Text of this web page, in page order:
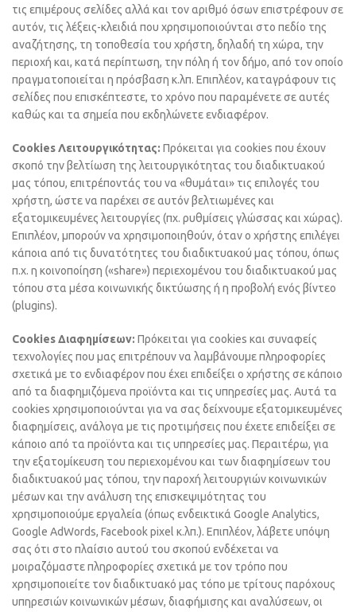
τις επιμέρους σελίδες αλλά και τον αριθμό όσων επιστρέφουν σε
αυτόν, τις λέξεις-κλειδιά που χρησιμοποιούνται στο πεδίο της
αναζήτησης, τη τοποθεσία του χρήστη, δηλαδή τη χώρα, την
περιοχή και, κατά περίπτωση, την πόλη ή τον δήμο, από τον οποίο
πραγματοποιείται η πρόσβαση κ.λπ. Επιπλέον, καταγράφουν τις
σελίδες που επισκέπτεστε, το χρόνο που παραμένετε σε αυτές
καθώς και τα σημεία που εκδηλώνετε ενδιαφέρον.
Cookies Λειτουργικότητας: Πρόκειται για cookies που έχουν
σκοπό την βελτίωση της λειτουργικότητας του διαδικτυακού
μας τόπου, επιτρέποντάς του να «θυμάται» τις επιλογές του
χρήστη, ώστε να παρέχει σε αυτόν βελτιωμένες και
εξατομικευμένες λειτουργίες (πχ. ρυθμίσεις γλώσσας και χώρας).
Επιπλέον, μπορούν να χρησιμοποιηθούν, όταν ο χρήστης επιλέγει
κάποια από τις δυνατότητες του διαδικτυακού μας τόπου, όπως
π.χ. η κοινοποίηση («share») περιεχομένου του διαδικτυακού μας
τόπου στα μέσα κοινωνικής δικτύωσης ή η προβολή ενός βίντεο
(plugins).
Cookies Διαφημίσεων: Πρόκειται για cookies και συναφείς
τεχνολογίες που μας επιτρέπουν να λαμβάνουμε πληροφορίες
σχετικά με το ενδιαφέρον που έχει επιδείξει ο χρήστης σε κάποιο
από τα διαφημιζόμενα προϊόντα και τις υπηρεσίες μας. Αυτά τα
cookies χρησιμοποιούνται για να σας δείχνουμε εξατομικευμένες
διαφημίσεις, ανάλογα με τις προτιμήσεις που έχετε επιδείξει σε
κάποιο από τα προϊόντα και τις υπηρεσίες μας. Περαιτέρω, για
την εξατομίκευση του περιεχομένου και των διαφημίσεων του
διαδικτυακού μας τόπου, την παροχή λειτουργιών κοινωνικών
μέσων και την ανάλυση της επισκεψιμότητας του
χρησιμοποιούμε εργαλεία (όπως ενδεικτικά Google Analytics,
Google AdWords, Facebook pixel κ.λπ.). Επιπλέον, λάβετε υπόψη
σας ότι στο πλαίσιο αυτού του σκοπού ενδέχεται να
μοιραζόμαστε πληροφορίες σχετικά με τον τρόπο που
χρησιμοποιείτε τον διαδικτυακό μας τόπο με τρίτους παρόχους
υπηρεσιών κοινωνικών μέσων, διαφήμισης και αναλύσεων, οι